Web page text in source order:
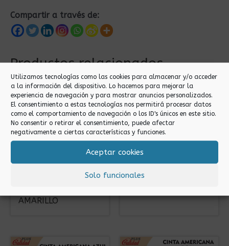
Utilizamos tecnologías como las cookies para almacenar y/o acceder
a la información del dispositivo. Lo hacemos para mejorar la
experiencia de navegación y para mostrar anuncios personalizados.
El consentimiento a estas tecnologías nos permitirá procesar datos
como el comportamiento de navegación o los ID's únicos en este sitio.
No consentir o retirar el consentimiento, puede afectar
negativamente a ciertas características y funciones.
Aceptar cookies
Solo funcionales
Compartir a través de:
Productos relacionados
AMARILLO
4.8X20 CINTA